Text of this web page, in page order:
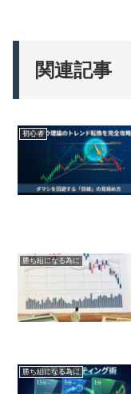
関連記事
初心者
勝ち組になる為に
勝ち組になる為に